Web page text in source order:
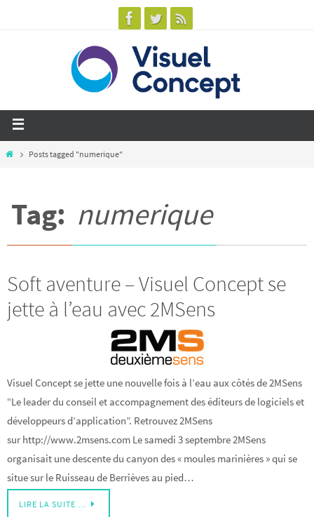
Posts tagged "numerique"
Tag: numerique
Soft aventure – Visuel Concept se
jette à l’eau avec 2MSens
Visuel Concept se jette une nouvelle fois à l’eau aux côtés de 2MSens
“Le leader du conseil et accompagnement des éditeurs de logiciels et
développeurs d’application”. Retrouvez 2MSens
sur http://www.2msens.com Le samedi 3 septembre 2MSens
organisait une descente du canyon des « moules marinières » qui se
situe sur le Ruisseau de Berrièves au pied…
LIRE LA SUITE …